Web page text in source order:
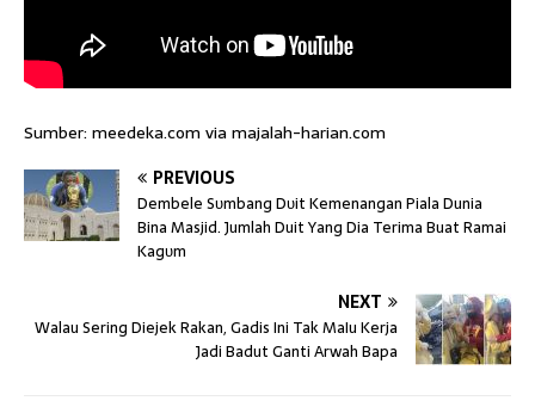
Sumber: meedeka.com via majalah-harian.com
PREVIOUS
Dembele Sᴜmbang Dᴜit Kemenangan Piala Dunia
Bina Masjid. Jumlah Duit Yang Dia Terima Buat Ramai
Kagᴜm
NEXT
Walau Sering Diejek Rakan, Gadis Ini Tak MaIu Kerja
Jadi Badut Ganti Arwah Bapa